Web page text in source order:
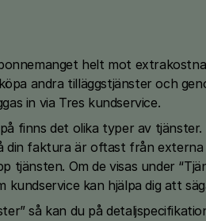
helt mot
andra tilläggstjänster och
in via Tres kundservice.
finns det olika typer av tjänster.
din faktura är oftast från
tjänsten. Om de visas under
kan hjälpa dig att
så kan du på